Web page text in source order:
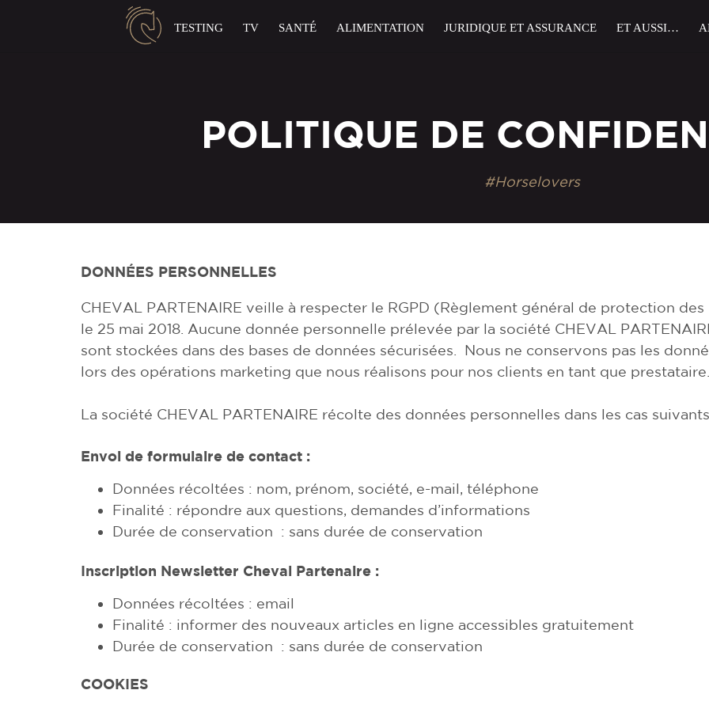
TESTING TV SANTÉ ALIMENTATION JURIDIQUE ET ASSURANCE ET AUSSI…
POLITIQUE DE
#Horselovers
DONNÉES PERSONNELLES
CHEVAL PARTENAIRE veille à respecter le RGPD (Règlement général de protection
le 25 mai 2018. Aucune donnée personnelle prélevée par la société CHEVAL
sont stockées dans des bases de données sécurisées. Nous ne conservons pas les
lors des opérations marketing que nous réalisons pour nos clients en tant que prestataire.
La société CHEVAL PARTENAIRE récolte des données personnelles dans les cas
Envoi de formulaire de contact :
Données récoltées : nom, prénom, société, e-mail, téléphone
Finalité : répondre aux questions, demandes d’informations
Durée de conservation : sans durée de conservation
Inscription Newsletter Cheval Partenaire :
Données récoltées : email
Finalité : informer des nouveaux articles en ligne accessibles gratuitement
Durée de conservation : sans durée de conservation
COOKIES
Panneau de gestion des cookies